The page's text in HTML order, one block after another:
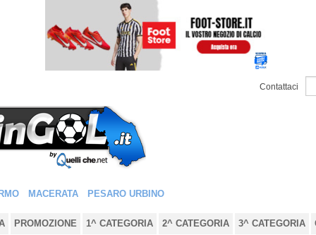
Contattaci
MACERATA PESARO URBINO
PROMOZIONE 1^ CATEGORIA 2^ CATEGORIA 3^ CATEGORIA